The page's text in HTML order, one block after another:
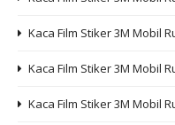
Kaca Film Stiker 3M Mobil
Kaca Film Stiker 3M Mobil
Kaca Film Stiker 3M Mobil